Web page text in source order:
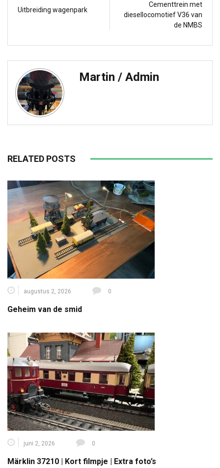
Uitbreiding wagenpark
Cementtrein met
diesellocomotief V36 van
de NMBS
Martin / Admin
RELATED POSTS
augustus 2, 2026 0
Geheim van de smid
juni 2, 2026 0
Märklin 37210 | Kort filmpje | Extra foto’s